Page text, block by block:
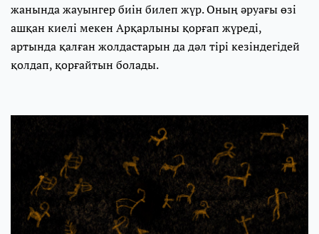
жанында жауынгер биін билеп жүр. Оның әруағы өзі
ашқан киелі мекен Арқарлыны қорғап жүреді,
артында қалған жолдастарын да дәл тірі кезіндегідей
қолдап, қорғайтын болады.